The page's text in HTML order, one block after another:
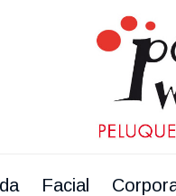
Facial
Corporal